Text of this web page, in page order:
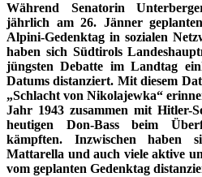
Während Senatorin
jährlich am 26. Jänner
Alpini-Gedenktag in sozialen
haben sich Südtirols
jüngsten Debatte im Landtag
Datums distanziert. Mit diesem
„Schlacht von Nikolajewka“
Jahr 1943 zusammen mit Hitler-
heutigen Don-Bass beim
kämpften. Inzwischen haben
Mattarella und auch viele aktive
vom geplanten Gedenktag